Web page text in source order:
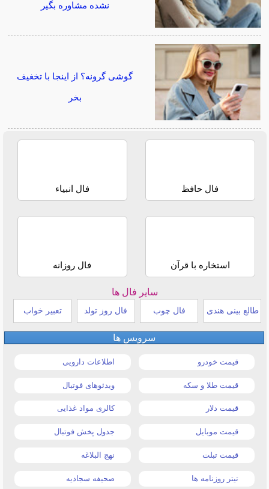
نشده مشاوره بگیر
گوشی گرونه؟ از اینجا با تخغیف
بخر
فال حافظ فال انبیاء
استخاره با قرآن فال روزانه
سایر فال ها
طالع بینی هندی فال چوب فال روز تولد تعبیر خواب
سرویس ها
قیمت خودرو اطلاعات دارویی
قیمت طلا و سکه ویدئوهای فوتبال
قیمت دلار کالری مواد غذایی
قیمت موبایل جدول پخش فوتبال
قیمت تبلت نهج البلاغه
تیتر روزنامه ها صحیفه سجادیه